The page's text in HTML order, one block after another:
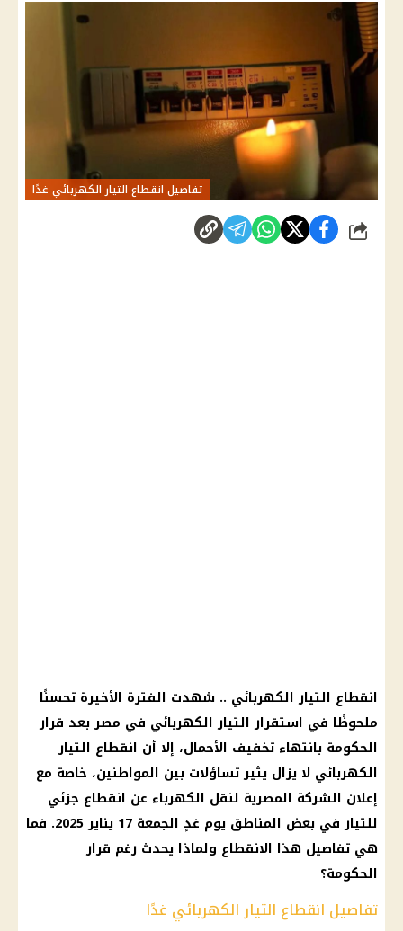
تفاصيل انقطاع التيار الكهربائي غدًا
شارك
انقطاع التيار الكهربائي .. شهدت الفترة الأخيرة تحسنًا
ملحوظًا في استقرار التيار الكهربائي في مصر بعد قرار
الحكومة بانتهاء تخفيف الأحمال، إلا أن انقطاع التيار
الكهربائي لا يزال يثير تساؤلات بين المواطنين، خاصة مع
إعلان الشركة المصرية لنقل الكهرباء عن انقطاع جزئي
للتيار في بعض المناطق يوم غدٍ الجمعة 17 يناير 2025. فما
هي تفاصيل هذا الانقطاع ولماذا يحدث رغم قرار
الحكومة؟
تفاصيل انقطاع التيار الكهربائي غدًا